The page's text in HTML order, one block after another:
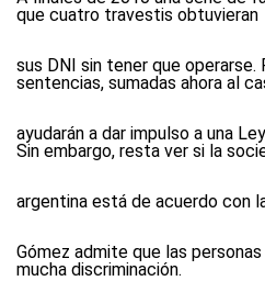
que cuatro travestis obtuvieran
sus DNI sin tener que operarse.
sentencias, sumadas ahora al
ayudarán a dar impulso a una
Sin embargo, resta ver si la
argentina está de acuerdo con
Gómez admite que las
mucha discriminación.